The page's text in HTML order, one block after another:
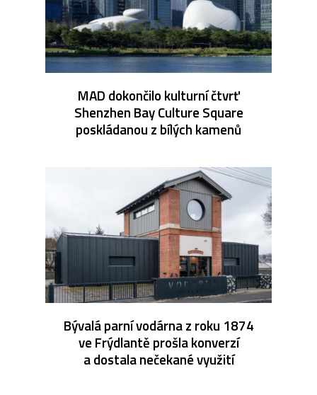
MAD dokončilo kulturní čtvrť
Shenzhen Bay Culture Square
poskládanou z bílých kamenů
Bývalá parní vodárna z roku 1874
ve Frýdlantě prošla konverzí
a dostala nečekané využití